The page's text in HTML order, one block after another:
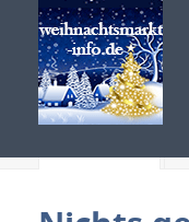
Events